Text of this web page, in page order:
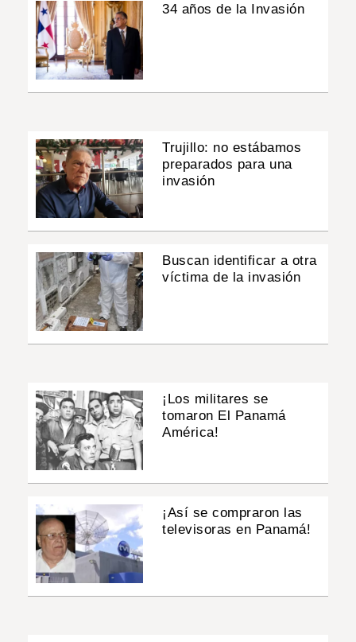
34 años de la Invasión
Trujillo: no estábamos
preparados para una
invasión
Buscan identificar a otra
víctima de la invasión
¡Los militares se
tomaron El Panamá
América!
¡Así se compraron las
televisoras en Panamá!